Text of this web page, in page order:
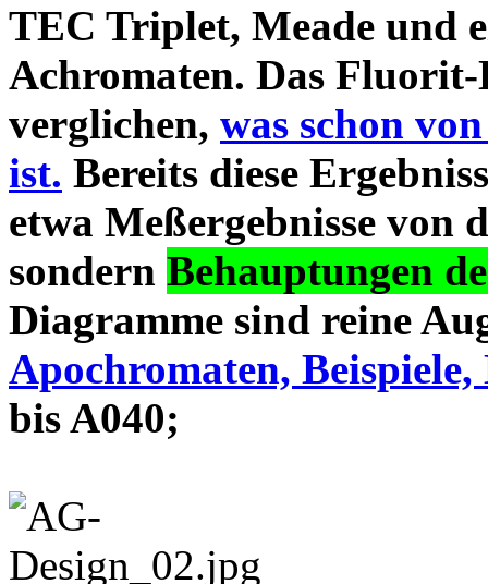
TEC Triplet, Meade und
Achromaten. Das
verglichen, was schon
ist. Bereits diese
etwa Meßergebnisse von
sondern Behauptungen
Diagramme sind reine
Apochromaten, Beispiele,
bis A040;